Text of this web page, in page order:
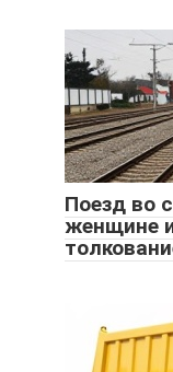
Поезд во
женщине